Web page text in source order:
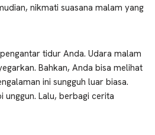
nikmati suasana malam yang
tidur Anda. Udara malam
Bahkan, Anda bisa melihat
ini sungguh luar biasa.
unggun. Lalu, berbagi cerita